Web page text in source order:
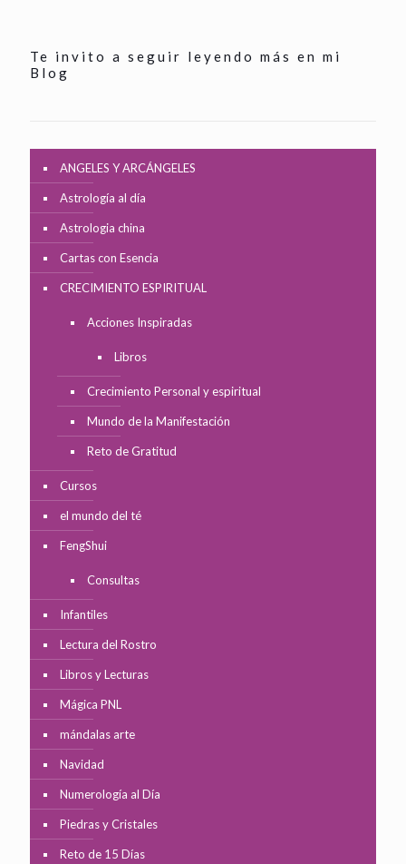
Te invito a seguir leyendo más en mi
Blog
ANGELES Y ARCÁNGELES
Astrología al día
Astrologia china
Cartas con Esencia
CRECIMIENTO ESPIRITUAL
Acciones Inspiradas
Libros
Crecimiento Personal y espiritual
Mundo de la Manifestación
Reto de Gratitud
Cursos
el mundo del té
FengShui
Consultas
Infantiles
Lectura del Rostro
Libros y Lecturas
Mágica PNL
mándalas arte
Navidad
Numerología al Día
Piedras y Cristales
Reto de 15 Días